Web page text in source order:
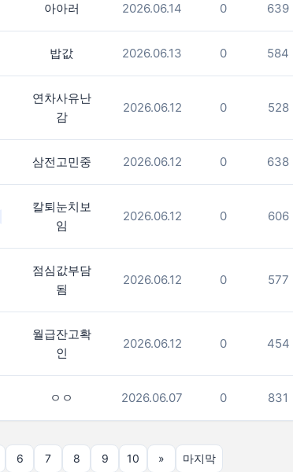
아아러 2026.06.14 0 639
밥값 2026.06.13 0 584
연차사유난
감
2026.06.12 0 528
삼전고민중 2026.06.12 0 638
칼퇴눈치보
임
2026.06.12 0 606
점심값부담
됨
2026.06.12 0 577
월급잔고확
인
2026.06.12 0 454
(2)ㅇㅇ 2026.06.07 0 831
6 7 8 9 10 » 마지막